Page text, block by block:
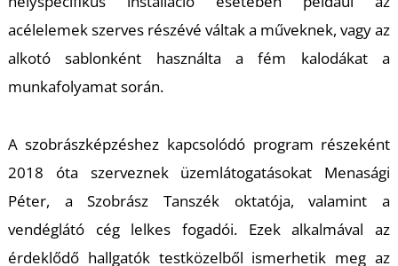
acélelemek szerves részévé váltak a műveknek, vagy az
alkotó sablonként használta a fém kalodákat a
munkafolyamat során.
A szobrászképzéshez kapcsolódó program részeként
2018 óta szerveznek üzemlátogatásokat Menasági
Péter, a Szobrász Tanszék oktatója, valamint a
vendéglátó cég lelkes fogadói. Ezek alkalmával az
érdeklődő hallgatók testközelből ismerhetik meg az